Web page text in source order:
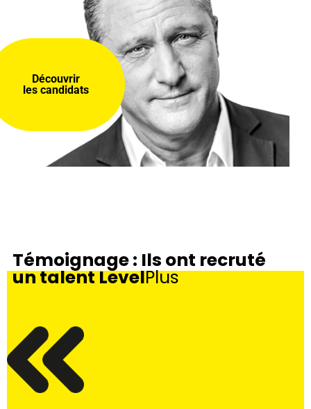
Découvrir
les candidats
Témoignage : Ils ont recruté
un talent LevelPlus